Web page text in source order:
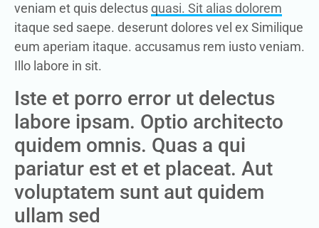
veniam et quis delectus quasi. Sit alias dolorem
itaque sed saepe. deserunt dolores vel ex Similique
eum aperiam itaque. accusamus rem iusto veniam.
Illo labore in sit.
Iste et porro error ut delectus
labore ipsam. Optio architecto
quidem omnis. Quas a qui
pariatur est et et placeat. Aut
voluptatem sunt aut quidem
ullam sed